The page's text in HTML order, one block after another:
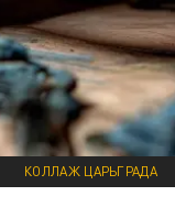
КОЛЛАЖ ЦАРЬГРАДА